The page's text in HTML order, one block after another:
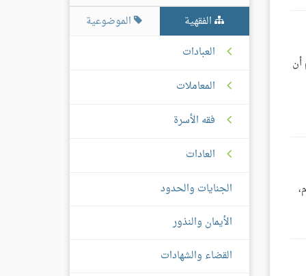
أن
الفقهية
الموضوعية
العبادات
المعاملات
فقه الأسرة
العادات
الجنايات والحدود
الأيمان والنذور
القضاء والشهادات